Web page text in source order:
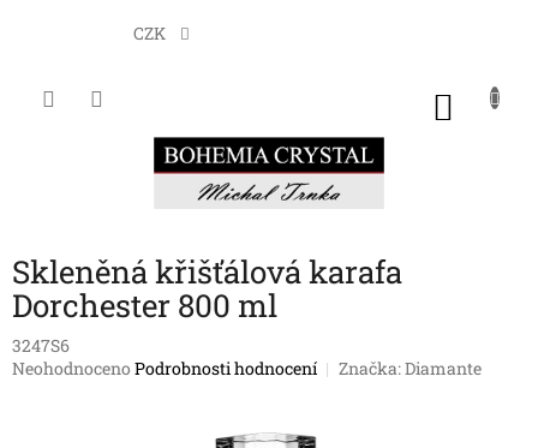
CZK
Skleněná křišťálová karafa
Dorchester 800 ml
3247S6
Průměrné
Neohodnoceno Podrobnosti hodnocení Značka:Diamante